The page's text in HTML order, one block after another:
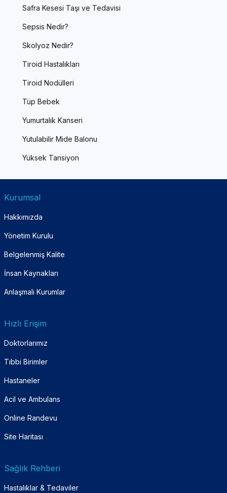
Safra Kesesi Taşı ve Tedavisi
Sepsis Nedir?
Skolyoz Nedir?
Tiroid Hastalıkları
Tiroid Nodülleri
Tüp Bebek
Yumurtalık Kanseri
Yutulabilir Mide Balonu
Yüksek Tansiyon
Kurumsal
Hakkımızda
Yönetim Kurulu
Belgelenmiş Kalite
İnsan Kaynakları
Anlaşmalı Kurumlar
Hızlı Erişim
Doktorlarımız
Tıbbi Birimler
Hastaneler
Acil ve Ambulans
Online Randevu
Site Haritası
Sağlık Rehberi
Hastalıklar & Tedaviler